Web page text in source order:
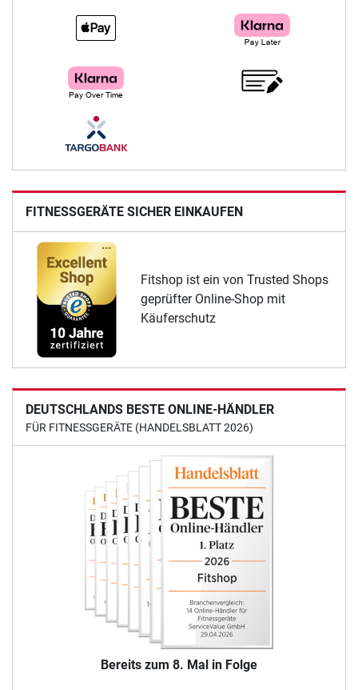
FITNESSGERÄTE SICHER EINKAUFEN
Fitshop ist ein von Trusted Shops
geprüfter Online-Shop mit
Käuferschutz
DEUTSCHLANDS BESTE ONLINE-HÄNDLER
FÜR FITNESSGERÄTE (HANDELSBLATT 2026)
Bereits zum 8. Mal in Folge